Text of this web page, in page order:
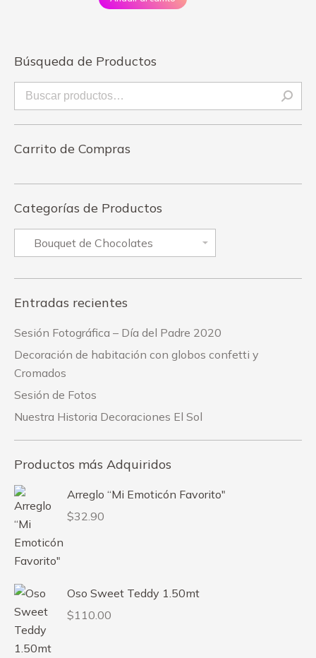
Búsqueda de Productos
Carrito de Compras
Categorías de Productos
Entradas recientes
Sesión Fotográfica – Día del Padre 2020
Decoración de habitación con globos confetti y
Cromados
Sesión de Fotos
Nuestra Historia Decoraciones El Sol
Productos más Adquiridos
Arreglo “Mi Emoticón Favorito"
$32.90
Oso Sweet Teddy 1.50mt
$110.00